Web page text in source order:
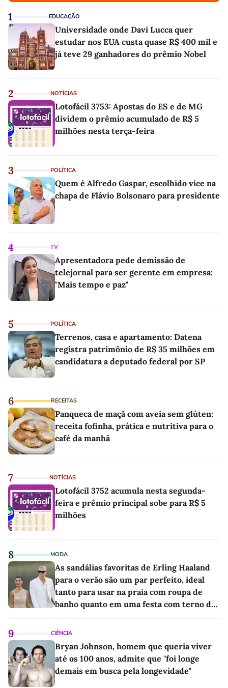
1 EDUCAÇÃO
Universidade onde Davi Lucca quer
estudar nos EUA custa quase R$ 400 mil e
já teve 29 ganhadores do prêmio Nobel
2 NOTÍCIAS
Lotofácil 3753: Apostas do ES e de MG
dividem o prêmio acumulado de R$ 5
milhões nesta terça-feira
3 POLÍTICA
Quem é Alfredo Gaspar, escolhido vice na
chapa de Flávio Bolsonaro para presidente
4 TV
Apresentadora pede demissão de
telejornal para ser gerente em empresa:
"Mais tempo e paz"
5 POLÍTICA
Terrenos, casa e apartamento: Datena
registra patrimônio de R$ 35 milhões em
candidatura a deputado federal por SP
6 RECEITAS
Panqueca de maçã com aveia sem glúten:
receita fofinha, prática e nutritiva para o
café da manhã
7 NOTÍCIAS
Lotofácil 3752 acumula nesta segunda-
feira e prêmio principal sobe para R$ 5
milhões
8 MODA
As sandálias favoritas de Erling Haaland
para o verão são um par perfeito, ideal
tanto para usar na praia com roupa de
banho quanto em uma festa com terno de
9 CIÊNCIA
Bryan Johnson, homem que queria viver
até os 100 anos, admite que "foi longe
demais em busca pela longevidade"